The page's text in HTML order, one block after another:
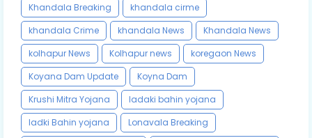
Khandala Breaking
khandala cirme
khandala Crime
khandala News
Khandala News
kolhapur News
Kolhapur news
koregaon News
Koyana Dam Update
Koyna Dam
Krushi Mitra Yojana
ladaki bahin yojana
ladki Bahin yojana
Lonavala Breaking